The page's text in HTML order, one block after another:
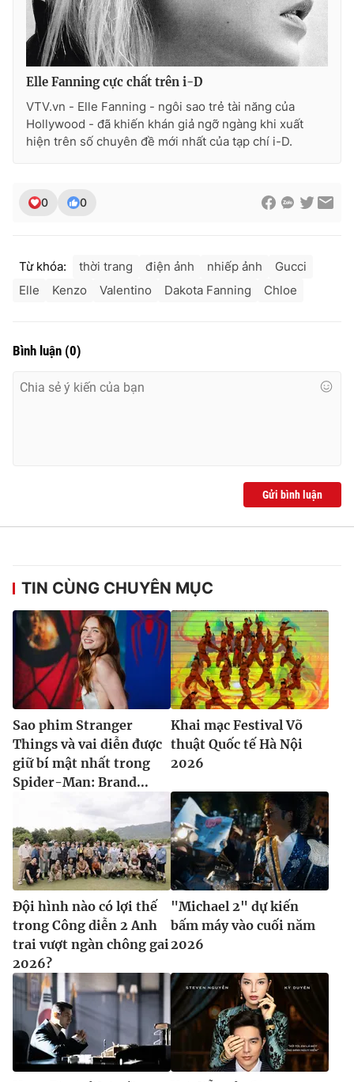
Ðiện thoại Thời báo VTV:024.66 897 897
Email:toasoan@vtv.vn
Liên hệ quảng cáo:024-7300.7108
® Cấm sao chép dưới mọi hình thức nếu không có sự chấp
thuận bằng văn bản. Ghi rõ nguồn VTV.vn khi phát hành lại
Elle Fanning cực chất trên i-D
VTV.vn - Elle Fanning - ngôi sao trẻ tài năng của
Hollywood - đã khiến khán giả ngỡ ngàng khi xuất
hiện trên số chuyên đề mới nhất của tạp chí i-D.
0 0
Từ khóa: thời trang điện ảnh nhiếp ảnh
Gucci
Elle
Kenzo Valentino Dakota Fanning Chloe
Bình luận (0)
Gửi bình luận
TIN CÙNG CHUYÊN MỤC
Sao phim Stranger
Things và vai diễn được
giữ bí mật nhất trong
Spider-Man: Brand...
Khai mạc Festival Võ
thuật Quốc tế Hà Nội
2026
Đội hình nào có lợi thế
trong Công diễn 2 Anh
trai vượt ngàn chông gai
2026?
"Michael 2" dự kiến
bấm máy vào cuối năm
2026